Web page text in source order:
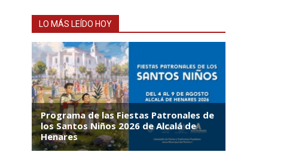
LO MÁS LEÍDO HOY